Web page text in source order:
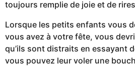
toujours remplie de joie et de
Lorsque les petits enfants vous
vous avez à votre fête, vous
qu’ils sont distraits en essayant
vous pouvez leur voler une